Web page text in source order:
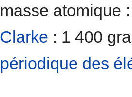
masse atomique
Clarke : 1 400
périodique des